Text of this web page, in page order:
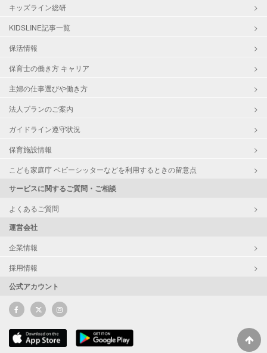
キッズライン総研
KIDSLINE記事一覧
保活情報
保育士の働き方 キャリア
主婦の仕事選びや働き方
法人プランのご案内
ガイドライン遵守状況
保育施設情報
こども家庭庁 ベビーシッターなどを利用するときの留意点
サービスに関するご質問・ご相談
よくあるご質問
運営会社
企業情報
採用情報
公式アカウント